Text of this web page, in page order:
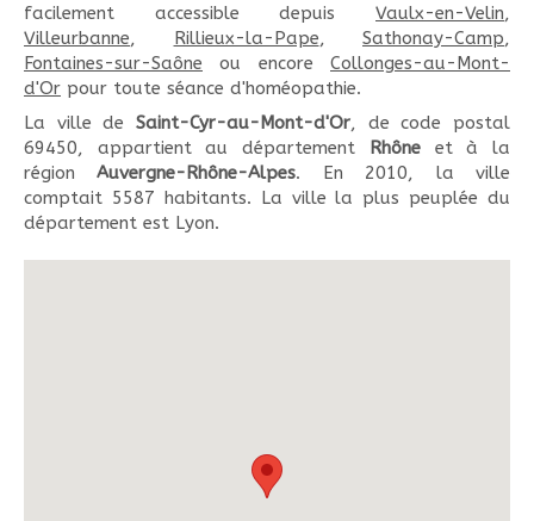
facilement accessible depuis Vaulx-en-Velin,
Villeurbanne, Rillieux-la-Pape, Sathonay-Camp,
Fontaines-sur-Saône ou encore Collonges-au-Mont-
d'Or pour toute séance d'homéopathie.
La ville de Saint-Cyr-au-Mont-d'Or, de code postal
69450, appartient au département Rhôneet à la
régionAuvergne-Rhône-Alpes. En 2010, la ville
comptait 5587 habitants. La ville la plus peuplée du
département est Lyon.